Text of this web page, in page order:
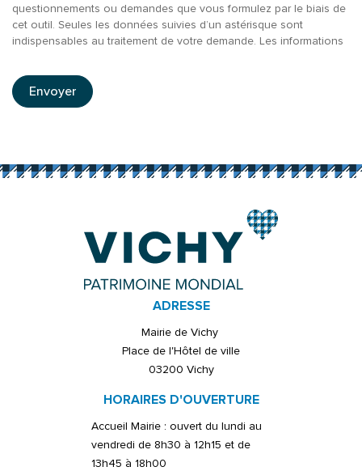
questionnements ou demandes que vous formulez par le biais de
cet outil. Seules les données suivies d’un astérisque sont
indispensables au traitement de votre demande. Les informations
transfert vers un pays tiers à l’Union Européenne. Dans le cadre
de sa politique globale de sécurité informatiques et libertés, la
Ville de Vichy met tout en œuvre pour veiller à garantir la sécurité,
rectification,… plus d’infos sur www.cnil.fr). Pour les excercer, il vous
de Vichy – Place de l’Hôtel de ville – 03200 VICHY.
si vous estimez, après l’avoir contacté, que vos droits «
Informatique et Libertés » ne sont pas respectés vous pouvez
adresser directement une réclamation à la CNIL.
Envoyer
ADRESSE
Mairie de Vichy
Place de l'Hôtel de ville
03200 Vichy
HORAIRES D'OUVERTURE
Accueil Mairie : ouvert du lundi au
vendredi de 8h30 à 12h15 et de
13h45 à 18h00